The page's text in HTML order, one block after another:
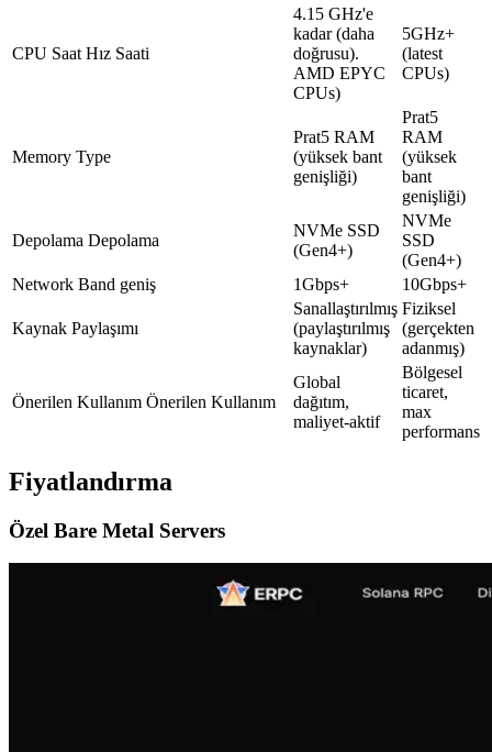
CPU Saat Hız Saati
4.15 GHz'e
kadar (daha
doğrusu).
AMD EPYC
CPUs)
5GHz+
(latest
CPUs)
Memory Type
Prat5 RAM
(yüksek bant
genişliği)
Prat5
RAM
(yüksek
bant
genişliği)
Depolama Depolama
NVMe SSD
(Gen4+)
NVMe
SSD
(Gen4+)
Network Band geniş
1Gbps+ 10Gbps+
Kaynak Paylaşımı
Sanallaştırılmış
(paylaştırılmış
kaynaklar)
Fiziksel
(gerçekten
adanmış)
Önerilen Kullanım Önerilen Kullanım
Global
dağıtım,
maliyet-aktif
Bölgesel
ticaret,
max
performans
Fiyatlandırma
Özel Bare Metal Servers